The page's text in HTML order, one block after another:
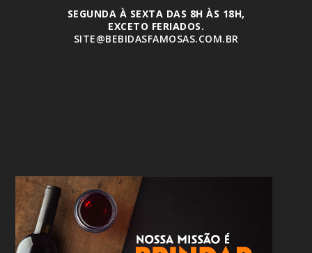
SEGUNDA À SEXTA DAS 8H ÀS 18H,
EXCETO FERIADOS.
SITE@BEBIDASFAMOSAS.COM.BR